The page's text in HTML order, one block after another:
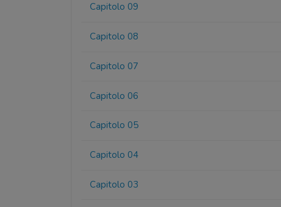
Capitolo 09
Capitolo 08
Capitolo 07
Capitolo 06
Capitolo 05
Capitolo 04
Capitolo 03